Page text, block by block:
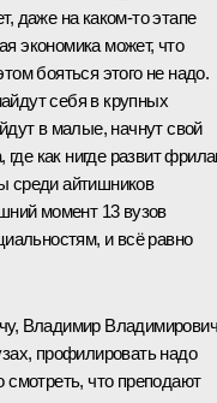
даже на каком‑то этапе
экономика может, что
бояться этого не надо.
себя в крупных
в малые, начнут свой
как нигде развит
среди айтишников
момент 13 вузов
и всё равно
Владимир
профилировать надо
что преподают